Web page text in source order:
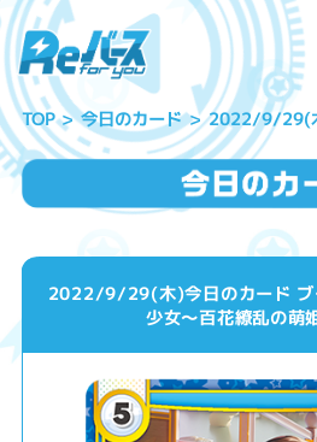
TOP 今日のカード 2022/9/29(木
2022/9/29(木)今日のカード ブ
少女〜百花繚乱の萌